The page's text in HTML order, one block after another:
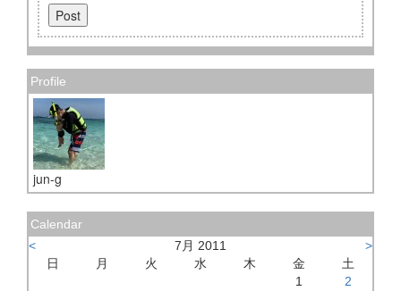
Profile
jun-g
Calendar
<
7月 2011
>
日
月 火 水 木 金
土
1
2